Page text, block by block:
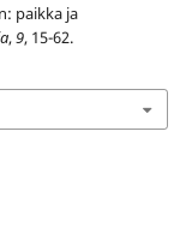
paikka ja
,9, 15-62.